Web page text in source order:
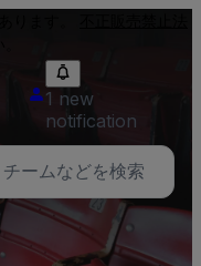
1 new
notification